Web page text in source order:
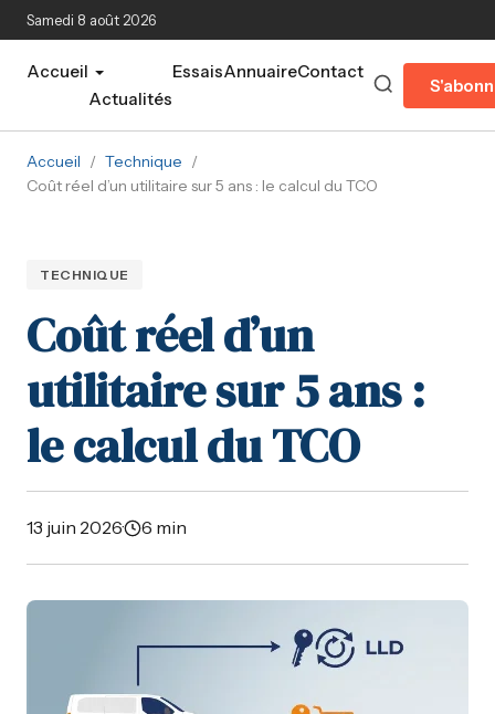
Aller au contenu principal
Samedi 8 août 2026
Accueil
Actualités
EssaisAnnuaireContact
Accueil / Technique /
Coût réel d’un utilitaire sur 5 ans : le calcul du TCO
TECHNIQUE
Coût réel d’un
utilitaire sur 5 ans :
le calcul du TCO
13 juin 2026· 6 min